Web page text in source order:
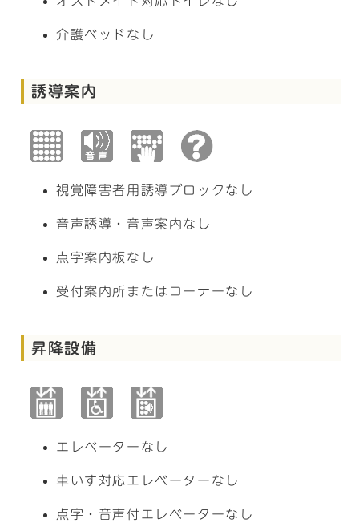
介護ベッドなし
誘導案内
視覚障害者用誘導ブロックなし
音声誘導・音声案内なし
点字案内板なし
受付案内所またはコーナーなし
昇降設備
エレベーターなし
車いす対応エレベーターなし
点字・音声付エレベーターなし